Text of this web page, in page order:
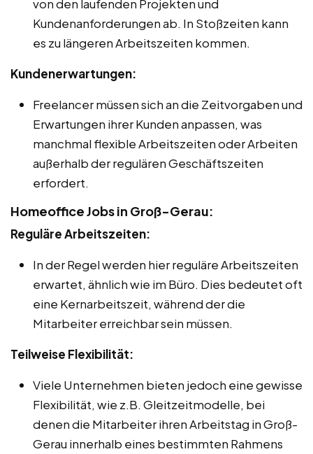
von den laufenden Projekten und
Kundenanforderungen ab. In Stoßzeiten kann
es zu längeren Arbeitszeiten kommen.
Kundenerwartungen:
Freelancer müssen sich an die Zeitvorgaben und
Erwartungen ihrer Kunden anpassen, was
manchmal flexible Arbeitszeiten oder Arbeiten
außerhalb der regulären Geschäftszeiten
erfordert.
Homeoffice Jobs in Groß-Gerau:
Reguläre Arbeitszeiten:
In der Regel werden hier reguläre Arbeitszeiten
erwartet, ähnlich wie im Büro. Dies bedeutet oft
eine Kernarbeitszeit, während der die
Mitarbeiter erreichbar sein müssen.
Teilweise Flexibilität:
Viele Unternehmen bieten jedoch eine gewisse
Flexibilität, wie z.B. Gleitzeitmodelle, bei
denen die Mitarbeiter ihren Arbeitstag in Groß-
Gerau innerhalb eines bestimmten Rahmens